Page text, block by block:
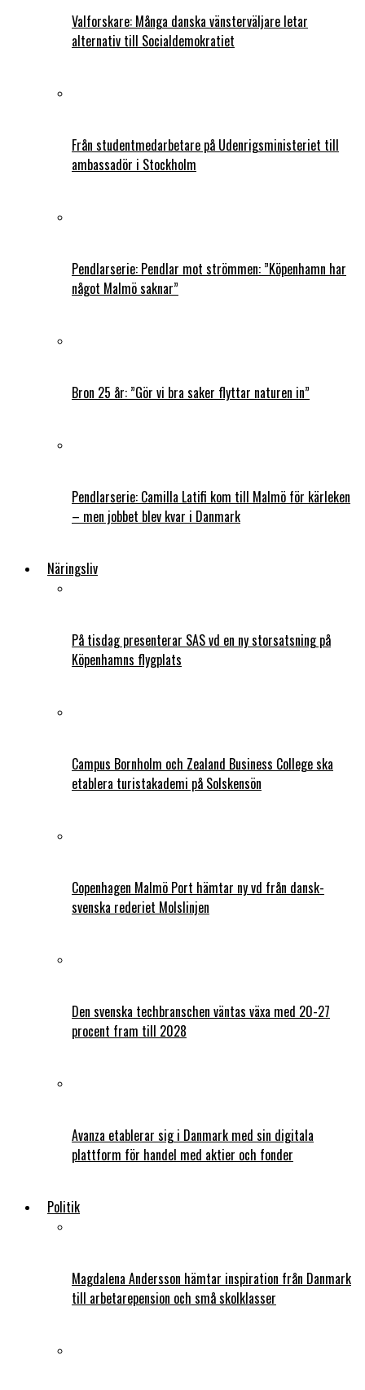
Valforskare: Många danska vänsterväljare letar
alternativ till Socialdemokratiet
Från studentmedarbetare på Udenrigsministeriet till
ambassadör i Stockholm
Pendlarserie: Pendlar mot strömmen: ”Köpenhamn har
något Malmö saknar”
Bron 25 år: ”Gör vi bra saker flyttar naturen in”
Pendlarserie: Camilla Latifi kom till Malmö för kärleken
– men jobbet blev kvar i Danmark
Näringsliv
På tisdag presenterar SAS vd en ny storsatsning på
Köpenhamns flygplats
Campus Bornholm och Zealand Business College ska
etablera turistakademi på Solskensön
Copenhagen Malmö Port hämtar ny vd från dansk-
svenska rederiet Molslinjen
Den svenska techbranschen väntas växa med 20-27
procent fram till 2028
Avanza etablerar sig i Danmark med sin digitala
plattform för handel med aktier och fonder
Politik
Magdalena Andersson hämtar inspiration från Danmark
till arbetarepension och små skolklasser